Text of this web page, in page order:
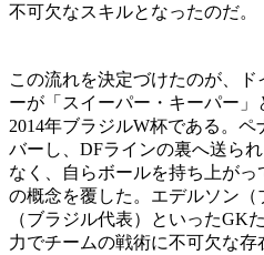
不可欠なスキルとなったのだ。
この流れを決定づけたのが、
ーが「スイーパー・キーパー
2014年ブラジルW杯である。
バーし、DFラインの裏へ送ら
なく、自らボールを持ち上が
の概念を覆した。エデルソン
（ブラジル代表）といったGK
力でチームの戦術に不可欠な